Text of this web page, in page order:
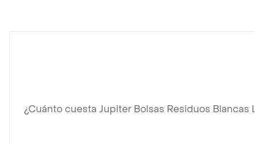
¿Cuánto cuesta Jupiter Bolsas Residuos Blancas